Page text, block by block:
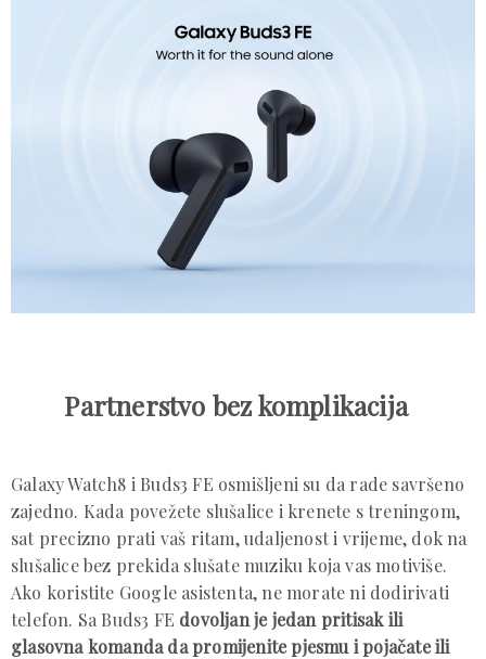
Partnerstvo bez komplikacija
Galaxy Watch8 i Buds3 FE osmišljeni su da rade savršeno
zajedno. Kada povežete slušalice i krenete s treningom,
sat precizno prati vaš ritam, udaljenost i vrijeme, dok na
slušalice bez prekida slušate muziku koja vas motiviše.
Ako koristite Google asistenta, ne morate ni dodirivati
telefon. Sa Buds3 FE dovoljan je jedan pritisak ili
glasovna komanda da promijenite pjesmu i pojačate ili